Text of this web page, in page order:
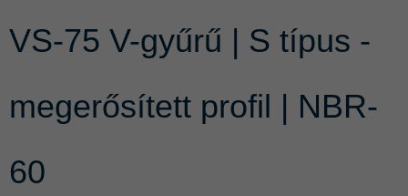
VS-75 V-gyűrű | S típus -
megerősített profil | NBR-
60